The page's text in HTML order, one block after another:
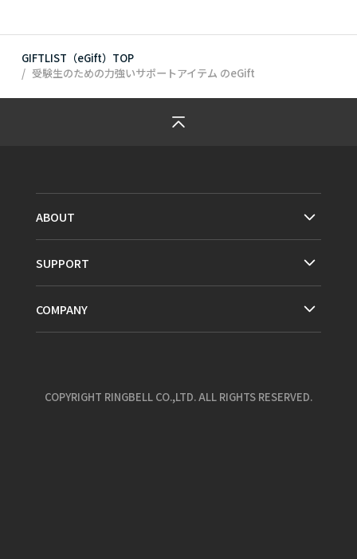
GIFTLIST（eGift）TOP
受験生のための力強いサポートアイテム のeGift
ABOUT
SUPPORT
COMPANY
COPYRIGHT RINGBELL CO.,LTD. ALL RIGHTS RESERVED.